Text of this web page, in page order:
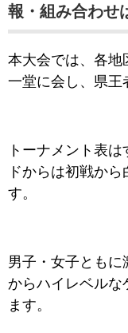
報・組み合わせ
本大会では、各地
一堂に会し、県王
トーナメント表
ドからは初戦か
す。
男子・女子ともに
からハイレベルな
ます。